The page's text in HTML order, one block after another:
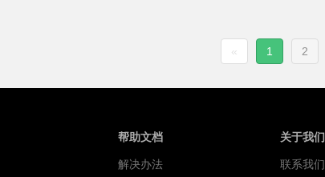
« 1 2
帮助文档
解决办法
关于我们
联系我们